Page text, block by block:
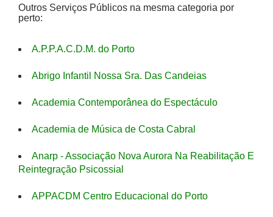
Outros Serviços Públicos na mesma categoria por
perto:
A.P.P.A.C.D.M. do Porto
Abrigo Infantil Nossa Sra. Das Candeias
Academia Contemporânea do Espectáculo
Academia de Música de Costa Cabral
Anarp - Associação Nova Aurora Na Reabilitação E
Reintegração Psicossial
APPACDM Centro Educacional do Porto